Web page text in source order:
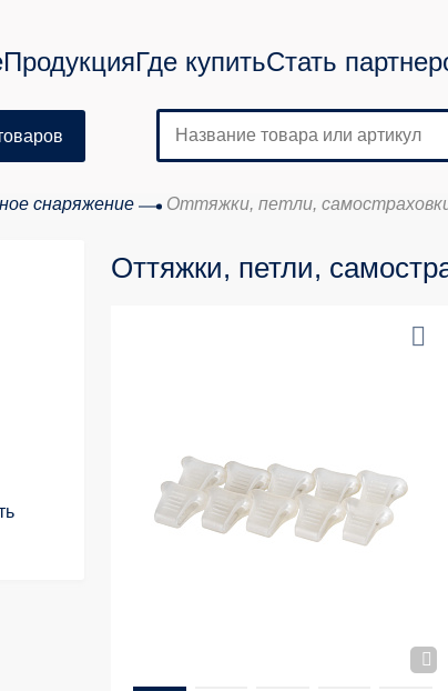
ПродукцияГде купитьСтать
снаряжение Оттяжки, петли,
Оттяжки, петли,